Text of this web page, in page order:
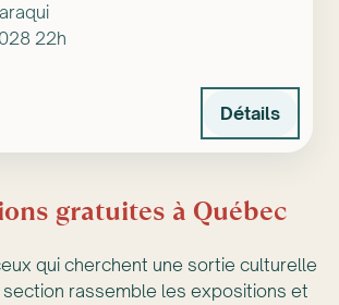
22h
Détails
gratuites à Québec
qui cherchent une sortie culturelle
rassemble les expositions et